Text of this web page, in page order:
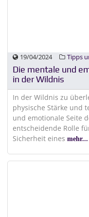
19/04/2024 Tipps
Die mentale und
in der Wildnis
In der Wildnis zu
physische Stärke und
und emotionale Seite
entscheidende Rolle
Sicherheit eines mehr...